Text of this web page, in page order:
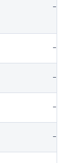
-
-
-
-
-